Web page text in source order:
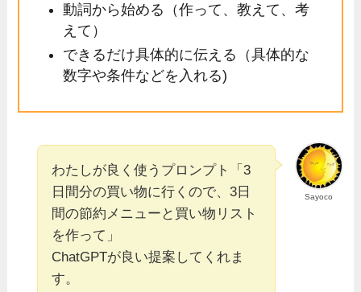
動詞から始める（作って、教えて、考
えて）
できるだけ具体的に伝える（具体的な
数字や条件などを入れる)
Sayoco
わたしが良く使うプロンプト「3
日間分の買い物に行くので、3日
間の節約メニューと買い物リスト
を作って」
ChatGPTが良い提案してくれま
す。